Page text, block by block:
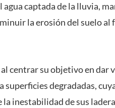
captada de la lluvia,
la erosión del suelo
centrar su objetivo en dar
degradadas,
inestabilidad de sus